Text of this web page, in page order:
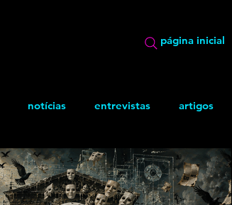
página inicial
notícias entrevistas artigos
Texto / Reflexão geek Quadrinhos